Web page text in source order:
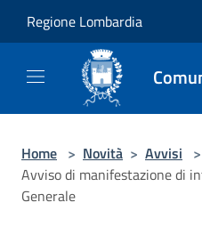
Regione Lombardia
Home > Novità > Avvisi >
Avviso di manifestazione di
Generale